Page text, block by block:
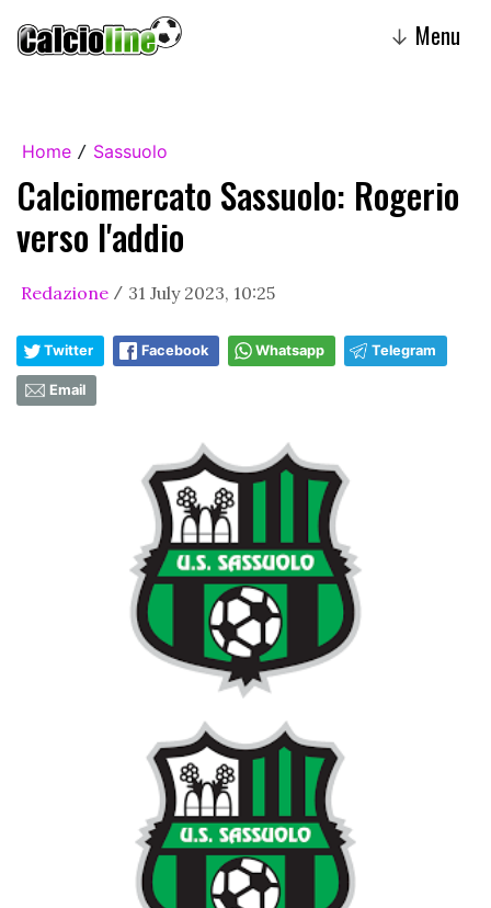
↓ Menu
Home / Sassuolo
Calciomercato Sassuolo: Rogerio
verso l'addio
Redazione / 31 July 2023, 10:25
Twitter Facebook Whatsapp Telegram
Email